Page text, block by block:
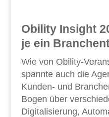
Obility Insight
je ein
Wie von Obility-
spannte auch die
Kunden- und
Bogen über
Digitalisierung,